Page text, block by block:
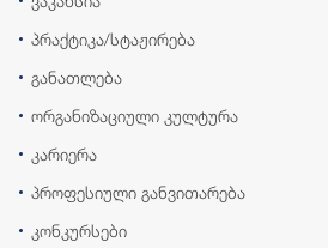
პრაქტიკა/სტაჟირება
განათლება
ორგანიზაციული კულტურა
კარიერა
პროფესიული განვითარება
კონკურსები